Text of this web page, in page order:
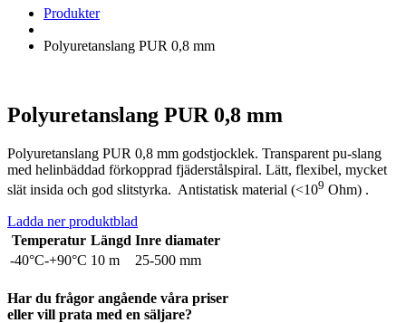
Produkter
Polyuretanslang PUR 0,8 mm
Polyuretanslang PUR 0,8 mm
Polyuretanslang PUR 0,8 mm godstjocklek. Transparent pu-slang
med helinbäddad förkopprad fjäderstålspiral. Lätt, flexibel, mycket
slät insida och god slitstyrka. Antistatisk material (<109 Ohm) .
Ladda ner produktblad
Temperatur Längd Inre diamater
-40°C-+90°C 10 m 25-500 mm
Har du frågor angående våra priser
eller vill prata med en säljare?